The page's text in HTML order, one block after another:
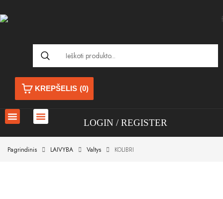
KREPŠELIS (0)
LOGIN REGISTER
Pagrindinis LAIVYBA Valtys KOLIBRI